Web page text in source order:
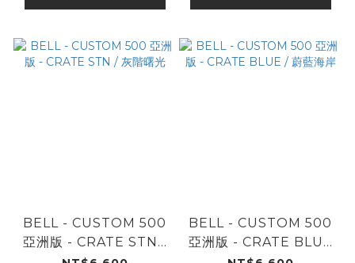
BELL - CUSTOM 500
亞洲版 - CRATE STN /
BELL - CUSTOM 500
亞洲版 - CRATE BLUE